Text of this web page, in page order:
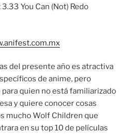
You Can (Not) Redo
del presente año es atractiva
de anime, pero
quien no está familiarizado
y quiere conocer cosas
mucho Wolf Children que
en su top 10 de películas